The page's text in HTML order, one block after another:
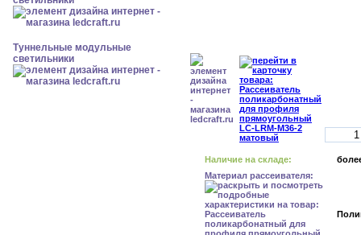
Туннельные модульные
светильники
Наличие на складе:
Материал рассеивателя: